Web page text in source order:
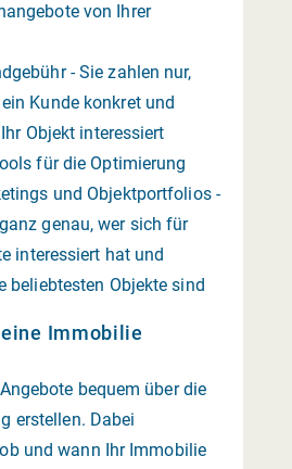
von Ihrer
- Sie zahlen nur,
Kunde konkret und
Objekt interessiert
für die Optimierung
und Objektportfolios -
genau, wer sich für
interessiert hat und
beliebtesten Objekte sind
Immobilie
bequem über die
erstellen. Dabei
und wann Ihr Immobilie